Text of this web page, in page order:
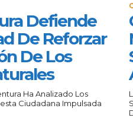
Defiende
De Reforzar
De Los
Ha Analizado Los
Ciudadana Impulsada